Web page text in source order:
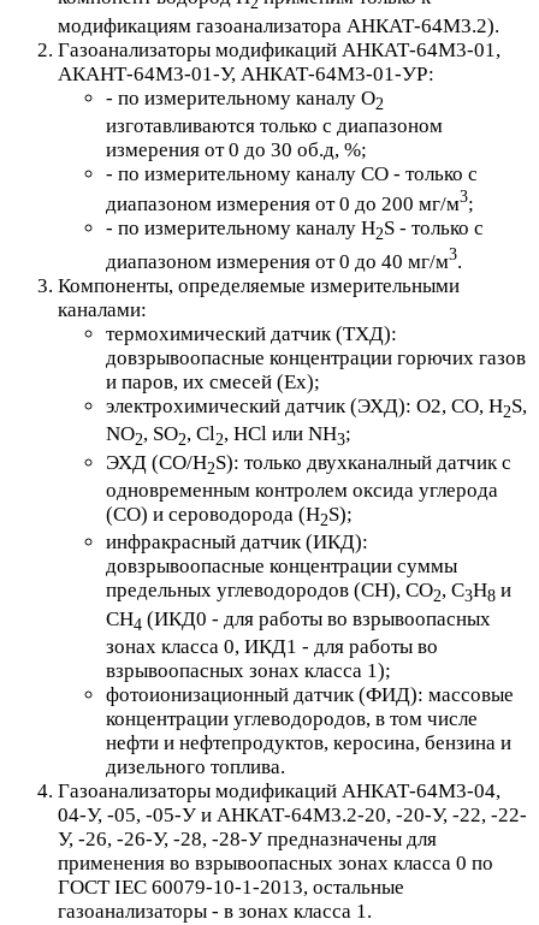
модификациям газоанализатора АНКАТ-64М3.2).
Газоанализаторы модификаций АНКАТ-64М3-01,
АКАНТ-64М3-01-У, АНКАТ-64М3-01-УР:
- по измерительному каналу О2
изготавливаются только с диапазоном
измерения от 0 до 30 об.д, %;
- по измерительному каналу СО - только с
диапазоном измерения от 0 до 200 мг/м3;
- по измерительному каналу H2S - только с
диапазоном измерения от 0 до 40 мг/м3.
Компоненты, определяемые измерительными
каналами:
термохимический датчик (ТХД):
довзрывоопасные концентрации горючих газов
и паров, их смесей (Ех);
электрохимический датчик (ЭХД): O2, CO, H2S,
NO2, SO2, Cl2, HCl или NH3;
ЭХД (CO/H2S): только двухканалный датчик с
одновременным контролем оксида углерода
(СО) и сероводорода (H2S);
инфракрасный датчик (ИКД):
довзрывоопасные концентрации суммы
предельных углеводородов (СН), CO2, C3H8 и
CH4 (ИКД0 - для работы во взрывоопасных
зонах класса 0, ИКД1 - для работы во
взрывоопасных зонах класса 1);
фотоионизационный датчик (ФИД): массовые
концентрации углеводородов, в том числе
нефти и нефтепродуктов, керосина, бензина и
дизельного топлива.
Газоанализаторы модификаций АНКАТ-64М3-04,
04-У, -05, -05-У и АНКАТ-64М3.2-20, -20-У, -22, -22-
У, -26, -26-У, -28, -28-У предназначены для
применения во взрывоопасных зонах класса 0 по
ГОСТ IEC 60079-10-1-2013, остальные
газоанализаторы - в зонах класса 1.